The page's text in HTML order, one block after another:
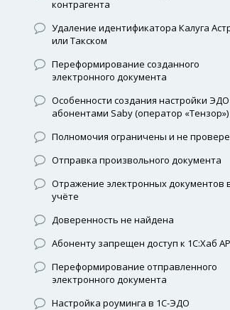
контрагента
Удаление идентификатора Калуга
или Такском
Переформирование созданного
электронного документа
Особенности создания настройки ЭДО
абонентами Saby (оператор «Тензор»)
Полномочия ограничены и не
Отправка произвольного документа
Отражение электронных документов
учёте
Доверенность не найдена
Абоненту запрещен доступ к 1С:Хаб
Переформирование отправленного
электронного документа
Настройка роуминга в 1С-ЭДО